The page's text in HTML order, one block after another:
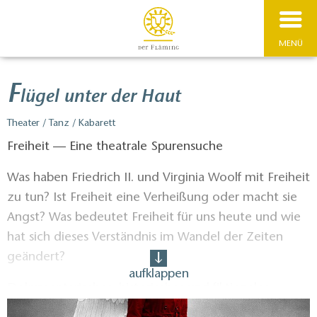
MENÜ
Flügel unter der Haut
Theater / Tanz / Kabarett
Freiheit — Eine theatrale Spurensuche
Was haben Friedrich II. und Virginia Woolf mit Freiheit
zu tun? Ist Freiheit eine Verheißung oder macht sie
Angst? Was bedeutet Freiheit für uns heute und wie
hat sich dieses Verständnis im Wandel der Zeiten
geändert?
Material lässt mit Mitteln von Schauspiel, Musik,
aufklappen